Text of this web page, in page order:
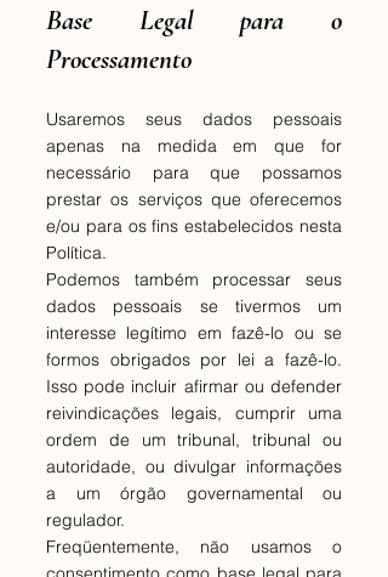
Base Legal para o
Processamento
Usaremos seus dados pessoais
apenas na medida em que for
necessário para que possamos
prestar os serviços que oferecemos
e/ou para os fins estabelecidos nesta
Política.
Podemos também processar seus
dados pessoais se tivermos um
interesse legítimo em fazê-lo ou se
formos obrigados por lei a fazê-lo.
Isso pode incluir afirmar ou defender
reivindicações legais, cumprir uma
ordem de um tribunal, tribunal ou
autoridade, ou divulgar informações
a um órgão governamental ou
regulador.
Freqüentemente, não usamos o